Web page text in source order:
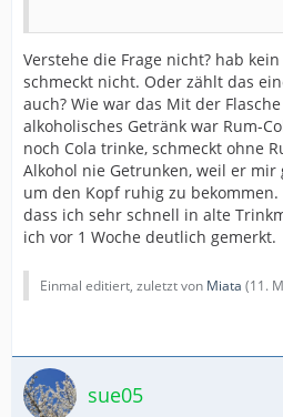
Verstehe die Frage nicht? hab
schmeckt nicht. Oder zählt das
auch? Wie war das Mit der
alkoholisches Getränk war Rum-
noch Cola trinke, schmeckt ohne
Alkohol nie Getrunken, weil er mir
um den Kopf ruhig zu
dass ich sehr schnell in alte
ich vor 1 Woche deutlich gemerkt.
Einmal editiert, zuletzt von Miata (11.
sue05